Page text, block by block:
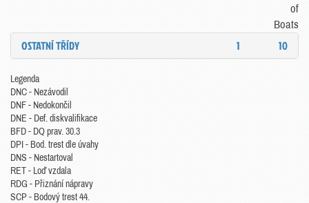
of
Boats
OSTATNÍ TŘÍDY 1 10
Legenda
DNC - Nezávodil
DNF - Nedokončil
DNE - Def. diskvalifikace
BFD - DQ prav. 30.3
DPI - Bod. trest dle úvahy
DNS - Nestartoval
RET - Loď vzdala
RDG - Přiznání nápravy
SCP - Bodový trest 44.